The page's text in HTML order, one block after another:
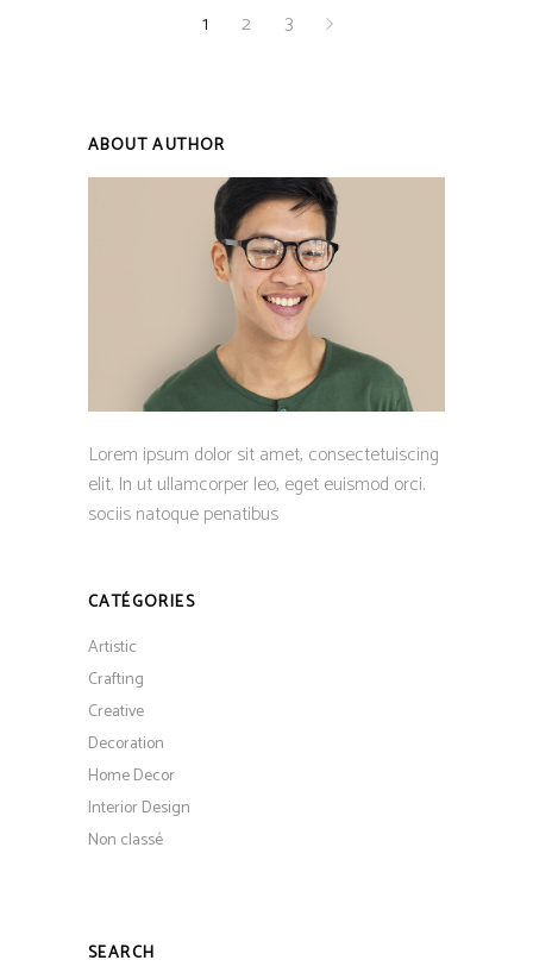
1 2 3
ABOUT AUTHOR
Lorem ipsum dolor sit amet, consectetuiscing
elit. In ut ullamcorper leo, eget euismod orci.
sociis natoque penatibus
CATÉGORIES
Artistic
Crafting
Creative
Decoration
Home Decor
Interior Design
Non classé
SEARCH